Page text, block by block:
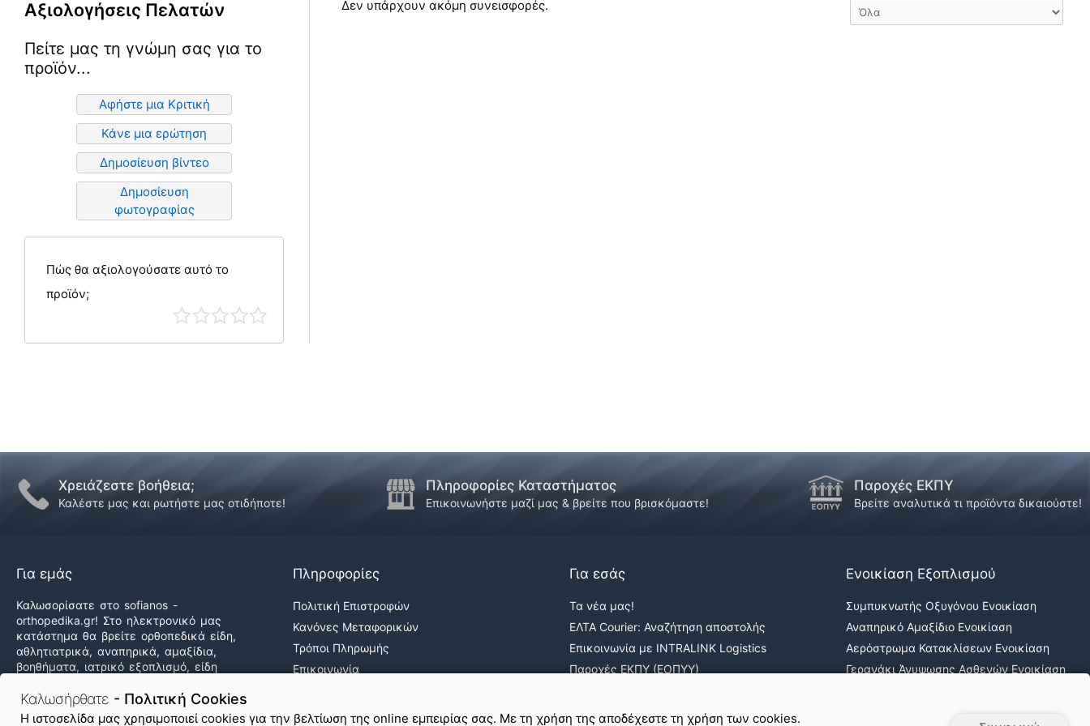
Καλωσήρθατε - Πολιτική Cookies
H ιστοσελίδα μας χρησιμοποιεί cookies για την βελτίωση της online εμπειρίας σας. Με τη χρήση της αποδέχεστε τη χρήση των cookies.
Αξιολογήσεις Πελατών
Πείτε μας τη γνώμη σας για το
προϊόν...
Αφήστε μια Κριτική
Κάνε μια ερώτηση
Δημοσίευση βίντεο
Δημοσίευση
φωτογραφίας
Πώς θα αξιολογούσατε αυτό το
προϊόν;
Δεν υπάρχουν ακόμη συνεισφορές.
Χρειάζεστε βοήθεια;
Καλέστε μας και ρωτήστε μας οτιδήποτε!
Πληροφορίες Καταστήματος
Επικοινωνήστε μαζί μας & βρείτε που βρισκόμαστε!
Παροχές ΕΚΠΥ
Βρείτε αναλυτικά τι προϊόντα δικαιούστε!
Για εμάς
Καλωσορίσατε στο sofianos -
orthopedika.gr! Στο ηλεκτρονικό μας
κατάστημα θα βρείτε ορθοπεδικά είδη,
αθλητιατρικά, αναπηρικά, αμαξίδια,
βοηθήματα, ιατρικό εξοπλισμό, είδη
δεκάδες προϊόντα υγείας & ομορφιάς,
στις καλύτερες τιμές της αγοράς!
Πληροφορίες
Πολιτική Επιστροφών
Κανόνες Μεταφορικών
Τρόποι Πληρωμής
Επικοινωνία
Εργαστείτε σε εμάς
Για εσάς
Τα νέα μας!
ΕΛΤΑ Courier: Αναζήτηση αποστολής
Επικοινωνία με INTRALINK Logistics
Παροχές ΕΚΠΥ (ΕΟΠΥΥ)
Ενοικίαση Εξοπλισμού
Συμπυκνωτής Οξυγόνου Ενοικίαση
Αναπηρικό Αμαξίδιο Ενοικίαση
Αερόστρωμα Κατακλίσεων Ενοικίαση
Γερανάκι Άνυψωσης Ασθενών Ενοικίαση